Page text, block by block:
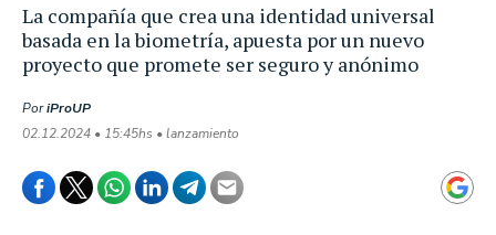
La compañía que crea una identidad universal
basada en la biometría, apuesta por un nuevo
proyecto que promete ser seguro y anónimo
PoriProUP
02.12.2024 • 15:45hs • lanzamiento